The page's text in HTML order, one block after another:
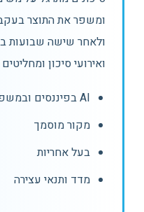
ומשפר את התוצר
ולאחר שישה שבועות
ואירועי סיכון
AI בפיננסים ובמשפט
מקור מוסמך
בעל אחריות
מדד ותנאי עצירה